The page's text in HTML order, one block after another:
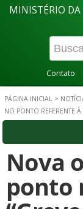
MINISTÉRIO DA
Contato
PÁGINA INICIAL >
NO PONTO REFERENTE
Nova
ponto